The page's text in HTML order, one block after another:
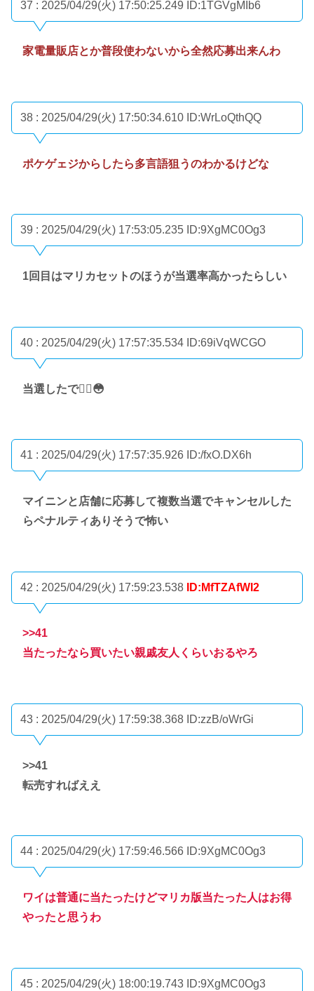
37 : 2025/04/29(火) 17:50:25.249 ID:1TGVgMIb6
家電量販店とか普段使わないから全然応募出来んわ
38 : 2025/04/29(火) 17:50:34.610 ID:WrLoQthQQ
ポケゲェジからしたら多言語狙うのわかるけどな
39 : 2025/04/29(火) 17:53:05.235 ID:9XgMC0Og3
1回目はマリカセットのほうが当選率高かったらしい
40 : 2025/04/29(火) 17:57:35.534 ID:69iVqWCGO
当選したで✊🏻‪😳
41 : 2025/04/29(火) 17:57:35.926 ID:/fxO.DX6h
マイニンと店舗に応募して複数当選でキャンセルした
らペナルティありそうで怖い
42 : 2025/04/29(火) 17:59:23.538 ID:MfTZAfWI2
>>41
当たったなら買いたい親戚友人くらいおるやろ
43 : 2025/04/29(火) 17:59:38.368 ID:zzB/oWrGi
>>41
転売すればええ
44 : 2025/04/29(火) 17:59:46.566 ID:9XgMC0Og3
ワイは普通に当たったけどマリカ版当たった人はお得
やったと思うわ
45 : 2025/04/29(火) 18:00:19.743 ID:9XgMC0Og3